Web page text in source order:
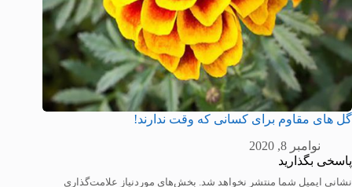
گل های مقاوم برای کسانی که وقت ندارند!
نوامبر 8, 2020
پاسخی بگذارید
نشانی ایمیل شما منتشر نخواهد شد. بخش‌های موردنیاز علامت‌گذاری